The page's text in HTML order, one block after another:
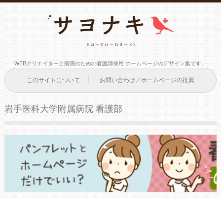
WEBクリエイターと病院のための看護師採用 ホームページのデザイン集です。
このサイトについて お問い合わせ／ホームページの推薦
岩手医科大学附属病院 看護部